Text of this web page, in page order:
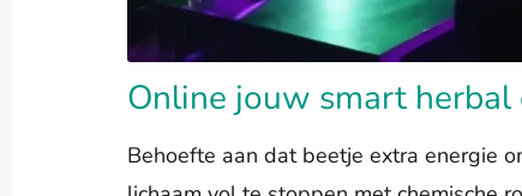
Online jouw smart herbal
Behoefte aan dat beetje extra energie